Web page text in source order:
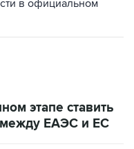
в официальном
этапе ставить
ЕАЭС и ЕС